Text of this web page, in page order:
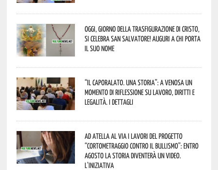
Oggi, giorno della Trasfigurazione di Cristo,
si celebra San Salvatore! Auguri a chi porta
il suo nome
“Il caporalato. Una storia”: a Venosa un
momento di riflessione su lavoro, diritti e
legalità. I dettagli
Ad Atella al via i lavori del progetto
“Cortometraggio contro il bullismo”: entro
agosto la storia diventerà un video.
L’iniziativa